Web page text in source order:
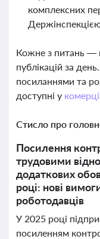
комплексних
Кожне з питань —
публікацій за
посиланнями та
доступні у
Стисло про
Посилення
трудовими
додаткових
році: нові
роботодавців
У 2025 році
посиленням